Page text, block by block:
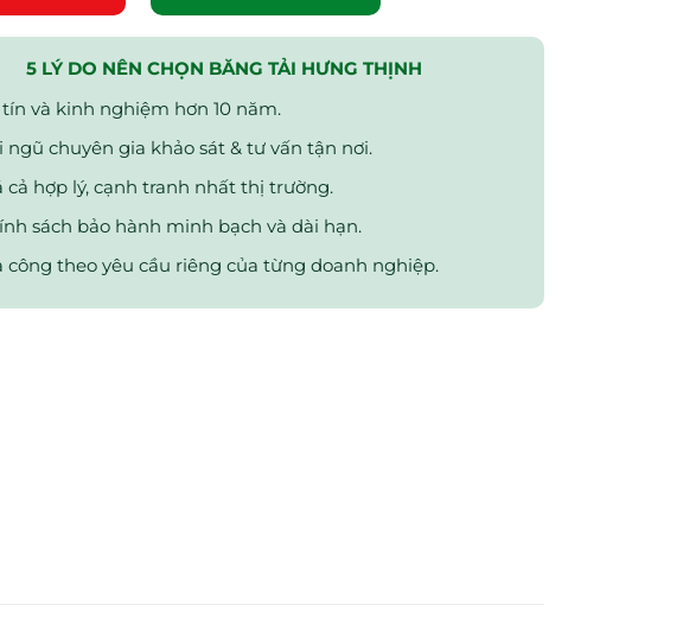
5 LÝ DO NÊN CHỌN BĂNG TẢI HƯNG THỊNH
tín và kinh nghiệm hơn 10 năm.
ngũ chuyên gia khảo sát & tư vấn tận nơi.
cả hợp lý, cạnh tranh nhất thị trường.
sách bảo hành minh bạch và dài hạn.
công theo yêu cầu riêng của từng doanh nghiệp.